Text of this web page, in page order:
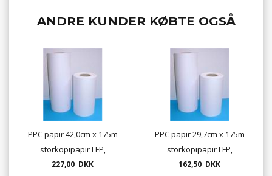
ANDRE KUNDER KØBTE OGSÅ
PPC papir 42,0cm x 175m
storkopipapir LFP,
plotterpapir
227,00 DKK
PPC papir 29,7cm x 175m
storkopipapir LFP,
plotterpapir
162,50 DKK